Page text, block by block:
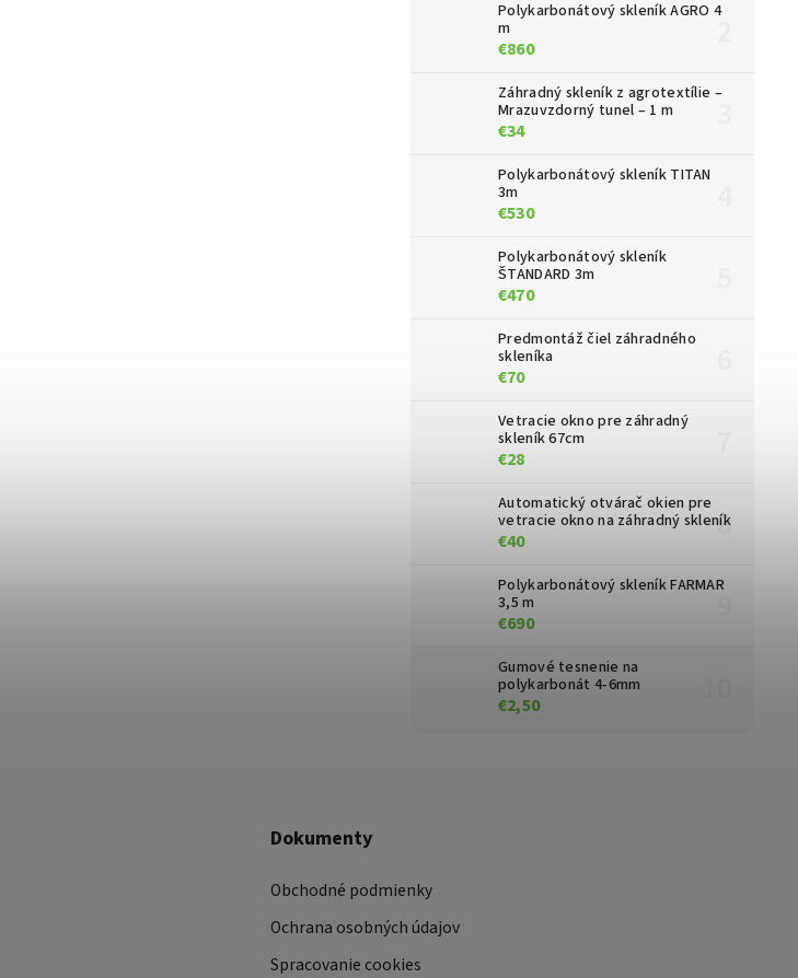
Polykarbonátový skleník AGRO 4
m
€860
Záhradný skleník z agrotextílie –
Mrazuvzdorný tunel – 1 m
€34
Polykarbonátový skleník TITAN
3m
€530
Polykarbonátový skleník
ŠTANDARD 3m
€470
Predmontáž čiel záhradného
skleníka
€70
Vetracie okno pre záhradný
skleník 67cm
€28
Automatický otvárač okien pre
vetracie okno na záhradný skleník
€40
Polykarbonátový skleník FARMAR
3,5 m
€690
Gumové tesnenie na
polykarbonát 4-6mm
€2,50
Dokumenty
Obchodné podmienky
Ochrana osobných údajov
Spracovanie cookies